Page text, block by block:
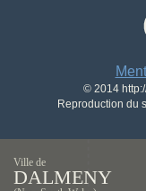
© 2014
Reproduction du
Ville de
DALMENY